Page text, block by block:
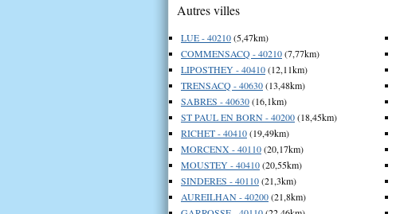
Autres villes
LUE - 40210(5,47km)
COMMENSACQ - 40210(7,77km)
LIPOSTHEY - 40410(12,11km)
TRENSACQ - 40630(13,48km)
SABRES - 40630(16,1km)
ST PAUL EN BORN - 40200(18,45km)
RICHET - 40410(19,49km)
MORCENX - 40110(20,17km)
MOUSTEY - 40410(20,55km)
SINDERES - 40110(21,3km)
AUREILHAN - 40200(21,8km)